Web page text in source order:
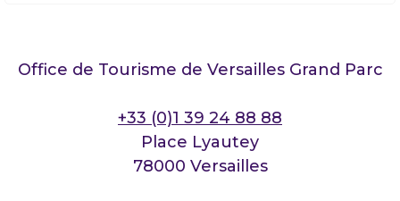
Office de Tourisme de Versailles Grand Parc
+33 (0)1 39 24 88 88
Place Lyautey
78000 Versailles